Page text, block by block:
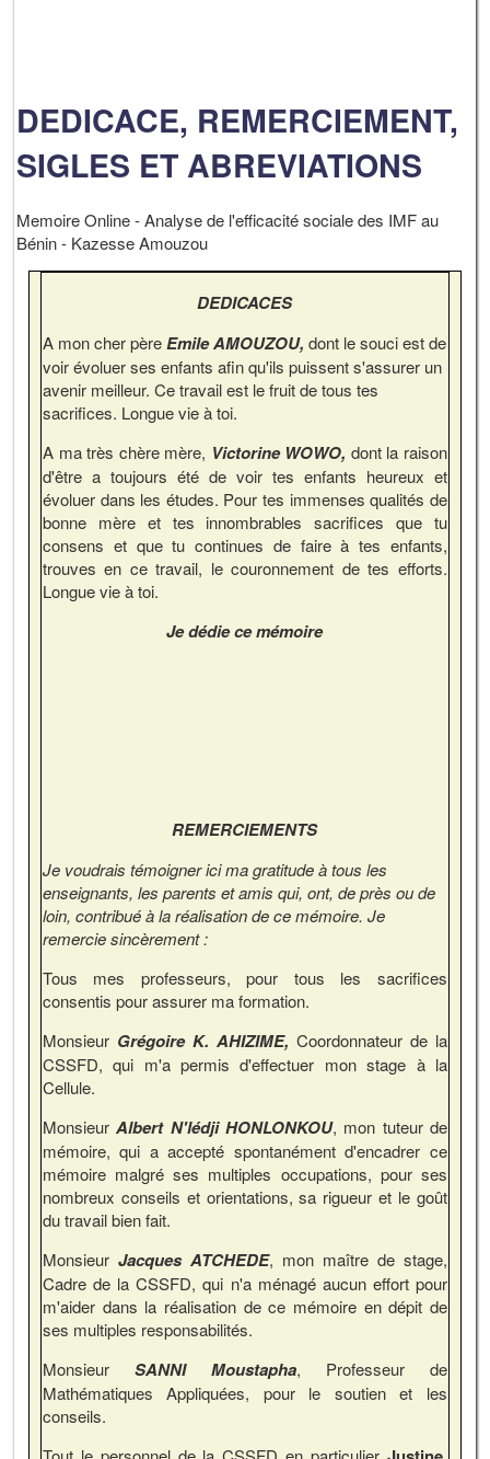
DEDICACE, REMERCIEMENT,
SIGLES ET ABREVIATIONS
Memoire Online - Analyse de l'efficacité sociale des IMF au
Bénin - Kazesse Amouzou
DEDICACES
A mon cher pèreEmile AMOUZOU, dont le souci est de
voir évoluer ses enfants afin qu'ils puissent s'assurer un
avenir meilleur. Ce travail est le fruit de tous tes
sacrifices. Longue vie à toi.
A ma très chère mère, Victorine WOWO, dont la raison
d'être a toujours été de voir tes enfants heureux et
évoluer dans les études. Pour tes immenses qualités de
bonne mère et tes innombrables sacrifices que tu
consens et que tu continues de faire à tes enfants,
trouves en ce travail, le couronnement de tes efforts.
Longue vie à toi.
Je dédie ce mémoire
REMERCIEMENTS
Je voudrais témoigner ici ma gratitude à tous les
enseignants, les parents et amis qui, ont, de près ou de
loin, contribué à la réalisation de ce mémoire. Je
remercie sincèrement :
Tous mes professeurs, pour tous les sacrifices
consentis pour assurer ma formation.
Monsieur Grégoire K. AHIZIME, Coordonnateur de la
CSSFD, qui m'a permis d'effectuer mon stage à la
Cellule.
MonsieurAlbert N'lédji HONLONKOU, mon tuteur de
mémoire, qui a accepté spontanément d'encadrer ce
mémoire malgré ses multiples occupations, pour ses
nombreux conseils et orientations, sa rigueur et le goût
du travail bien fait.
Monsieur Jacques ATCHEDE, mon maître de stage,
Cadre de la CSSFD, qui n'a ménagé aucun effort pour
m'aider dans la réalisation de ce mémoire en dépit de
ses multiples responsabilités.
Monsieur SANNI Moustapha, Professeur de
Mathématiques Appliquées, pour le soutien et les
conseils.